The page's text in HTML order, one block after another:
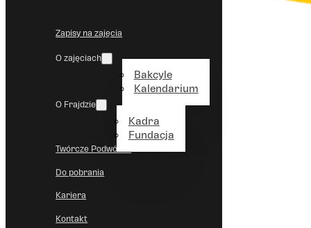
Zapisy na zajęcia
O zajęciach
Bakcyle
Kalendarium
O Frajdzie
Kadra
Fundacja
Twórcze Podwórko
Do pobrania
Kariera
Kontakt